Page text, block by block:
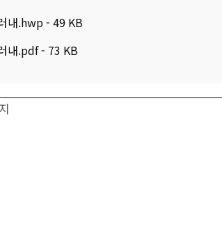
내.hwp - 49 KB
내.pdf - 73 KB